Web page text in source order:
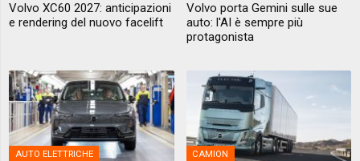
Volvo XC60 2027: anticipazioni
e rendering del nuovo facelift
Volvo porta Gemini sulle sue
auto: l'AI è sempre più
protagonista
AUTO ELETTRICHE CAMION